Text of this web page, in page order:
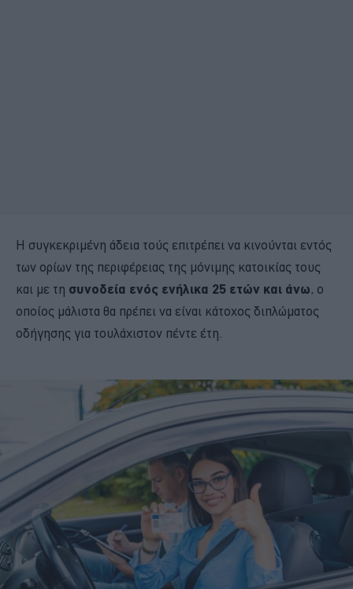
Η συγκεκριμένη άδεια τούς επιτρέπει να κινούνται εντός
των ορίων της περιφέρειας της μόνιμης κατοικίας τους
και με τη συνοδεία ενός ενήλικα 25 ετών και άνω, ο
οποίος μάλιστα θα πρέπει να είναι κάτοχος διπλώματος
οδήγησης για τουλάχιστον πέντε έτη.